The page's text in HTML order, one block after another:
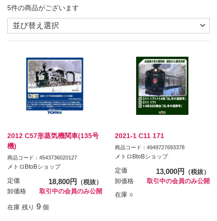
5件の商品がございます
2012 C57形蒸気機関車(135号
機)
商品コード：4543736020127
メトロBtoBショップ
定価 18,800円
（税抜）
卸価格
取引中の会員のみ公開
在庫 残り 9 個
2021-1 C11 171
商品コード：4949727693378
メトロBtoBショップ
定価 13,000円
（税抜）
卸価格
取引中の会員のみ公開
在庫 ○